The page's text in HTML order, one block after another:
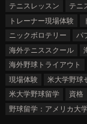
テニスレッスン
テニ
トレーナー現場体験
ニックボロテリー
パ
海外テニススクール
海外野球トライアウト
現場体験
米大学野球
米大学野球留学
資格
野球留学：アメリカ大